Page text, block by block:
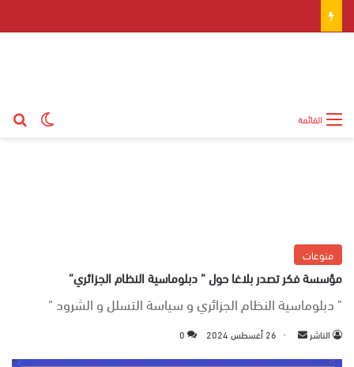
القائمة
منوعات
مؤسسة فكر تصدر بلاغا حول ” دبلوماسية النظام الجزائري”
" دبلوماسية النظام الجزائري و سياسة التسلل و الشرود "
الناشر 26 أغسطس 2024 0